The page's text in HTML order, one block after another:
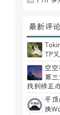
最新评论
TP
空
第
找到修正
平顶
换